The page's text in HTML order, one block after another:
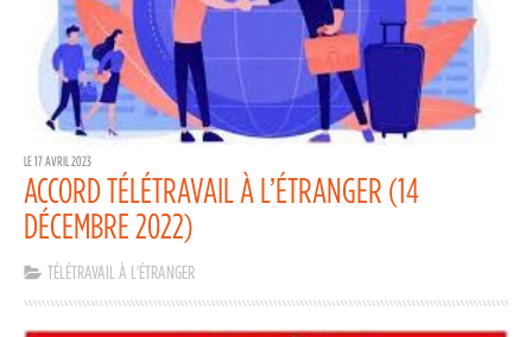
LE 17 AVRIL 2023
ACCORD TÉLÉTRAVAIL À L’ÉTRANGER (14
DÉCEMBRE 2022)
TÉLÉTRAVAIL À L'ÉTRANGER